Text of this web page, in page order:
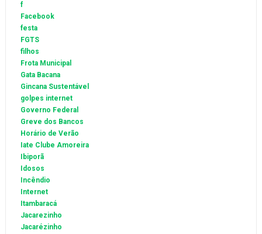
f
Facebook
festa
FGTS
filhos
Frota Municipal
Gata Bacana
Gincana Sustentável
golpes internet
Governo Federal
Greve dos Bancos
Horário de Verão
Iate Clube Amoreira
Ibiporã
Idosos
Incêndio
Internet
Itambaracá
Jacarezinho
Jacarézinho